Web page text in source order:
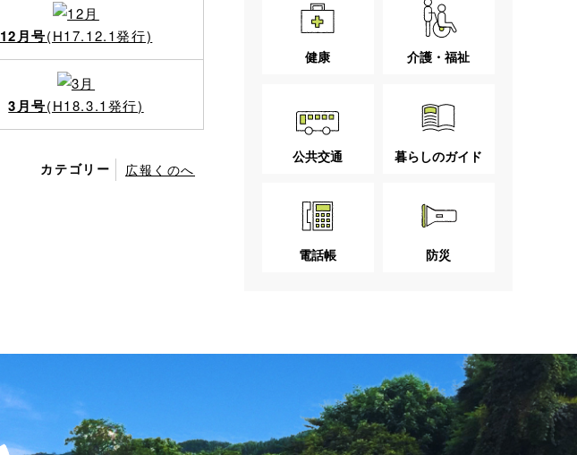
12月号(H17.12.1発行)
3月号(H18.3.1発行)
カテゴリー 広報くのへ
健康 介護・福祉
公共交通 暮らしのガイド
電話帳 防災